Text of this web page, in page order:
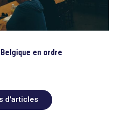
en ordre
d'articles